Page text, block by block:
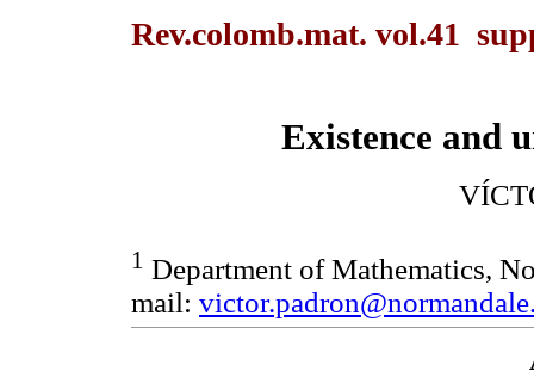
Rev.colomb.mat. vol.41
Existence and
1 Department of Mathematics,
mail: